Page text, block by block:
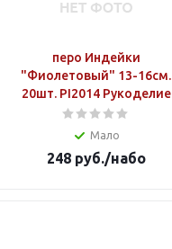
перо Индейки
"Фиолетовый" 13-16см.
20шт. PI2014 Рукоделие
Мало
248руб./набо